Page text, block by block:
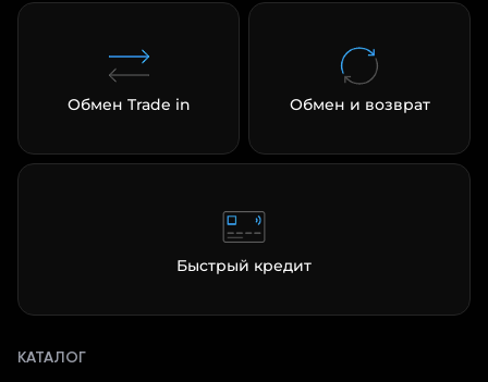
Обмен Trade in Обмен и возврат
Быстрый кредит
КАТАЛОГ